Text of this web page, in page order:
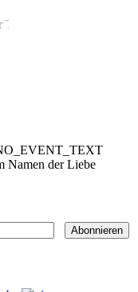
Namen der Liebe